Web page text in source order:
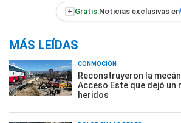
+ Gratis:Noticias exclusivas en
MÁS LEÍDAS
CONMOCIÓN
Reconstruyeron la
Acceso Este que dejó un
heridos